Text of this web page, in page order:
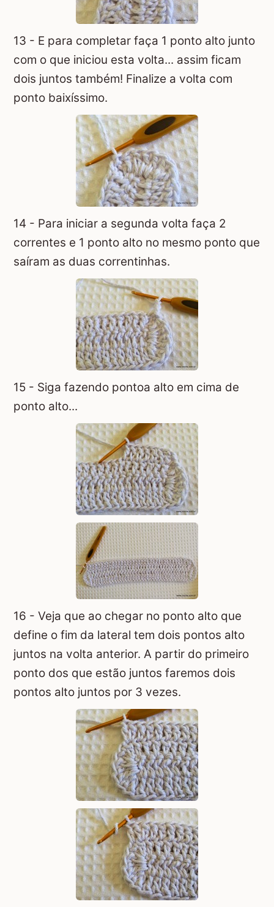
13 - E para completar faça 1 ponto alto junto
com o que iniciou esta volta... assim ficam
dois juntos também! Finalize a volta com
ponto baixíssimo.
14 - Para iniciar a segunda volta faça 2
correntes e 1 ponto alto no mesmo ponto que
saíram as duas correntinhas.
15 - Siga fazendo pontoa alto em cima de
ponto alto...
16 - Veja que ao chegar no ponto alto que
define o fim da lateral tem dois pontos alto
juntos na volta anterior. A partir do primeiro
ponto dos que estão juntos faremos dois
pontos alto juntos por 3 vezes.